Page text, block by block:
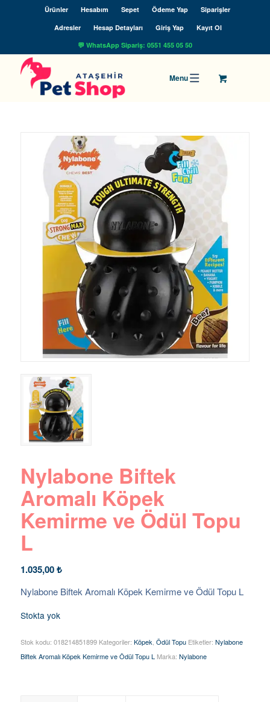
Ürünler Hesabım Sepet Ödeme Yap
Siparişler
Adresler
Hesap Detayları Giriş Yap
Kayıt Ol
💬 WhatsApp Sipariş: 0551 455 05 50
Nylabone Biftek
Aromalı Köpek
Kemirme ve Ödül Topu
L
1.035,00₺
Nylabone Biftek Aromalı Köpek Kemirme ve Ödül Topu L
Stokta yok
Stok kodu: 018214851899 Kategoriler: Köpek Ödül Topu Etiketler: Nylabone
Biftek Aromalı Köpek Kemirme ve Ödül Topu L Marka: Nylabone